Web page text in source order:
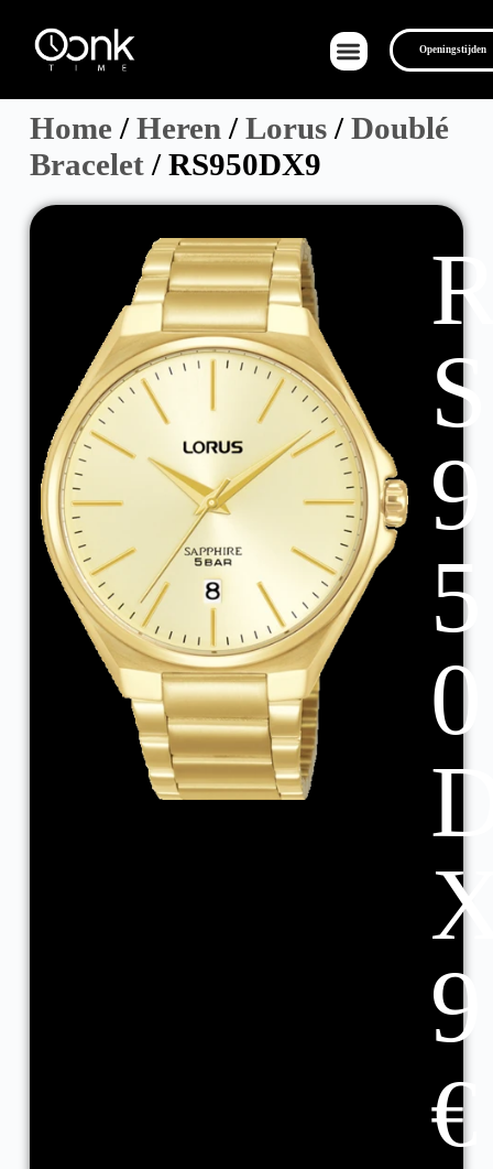
Openingstijden
Home /Heren /Lorus/Doublé
Bracelet/ RS950DX9
S
9
5
0
9
€